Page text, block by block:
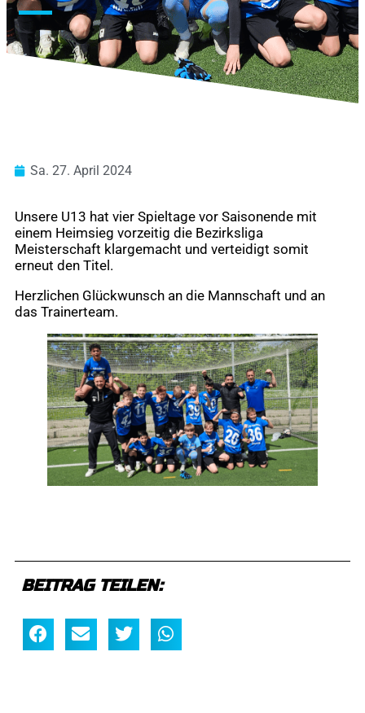
Sa. 27. April 2024
Unsere U13 hat vier Spieltage vor Saisonende mit
einem Heimsieg vorzeitig die Bezirksliga
Meisterschaft klargemacht und verteidigt somit
erneut den Titel.
Herzlichen Glückwunsch an die Mannschaft und an
das Trainerteam.
BEITRAG TEILEN: